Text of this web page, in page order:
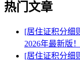
热门文章
[居住证积分细
2026年最新版！
[居住证积分细